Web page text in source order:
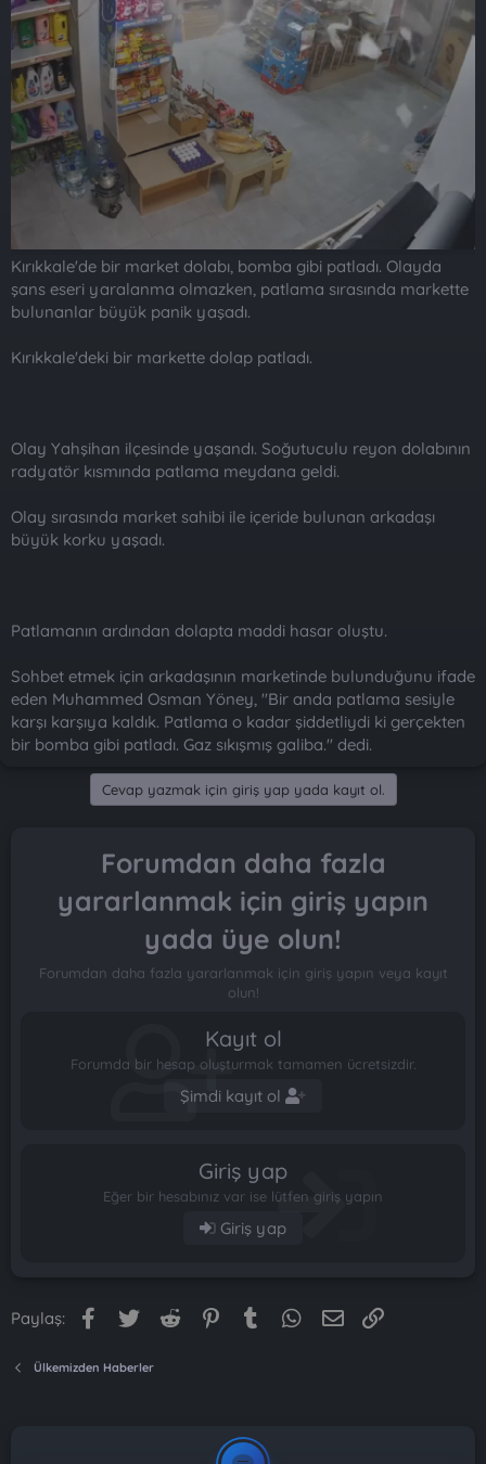
t
a
n
h
i
Kırıkkale'de bir market dolabı, bomba gibi patladı. Olayda
şans eseri yaralanma olmazken, patlama sırasında markette
bulunanlar büyük panik yaşadı.
Kırıkkale'deki bir markette dolap patladı.
Olay Yahşihan ilçesinde yaşandı. Soğutuculu reyon dolabının
radyatör kısmında patlama meydana geldi.
Olay sırasında market sahibi ile içeride bulunan arkadaşı
büyük korku yaşadı.
Patlamanın ardından dolapta maddi hasar oluştu.
Sohbet etmek için arkadaşının marketinde bulunduğunu ifade
eden Muhammed Osman Yöney, "Bir anda patlama sesiyle
karşı karşıya kaldık. Patlama o kadar şiddetliydi ki gerçekten
bir bomba gibi patladı. Gaz sıkışmış galiba." dedi.
Cevap yazmak için giriş yap yada kayıt ol.
Forumdan daha fazla
yararlanmak için giriş yapın
yada üye olun!
Forumdan daha fazla yararlanmak için giriş yapın veya kayıt
olun!
Kayıt ol
Forumda bir hesap oluşturmak tamamen ücretsizdir.
Şimdi kayıt ol
Giriş yap
Eğer bir hesabınız var ise lütfen giriş yapın
Giriş yap
Paylaş: Facebook
Twitter Reddit PinterestTumblr WhatsApp
E-posta
Ülkemizden Haberler